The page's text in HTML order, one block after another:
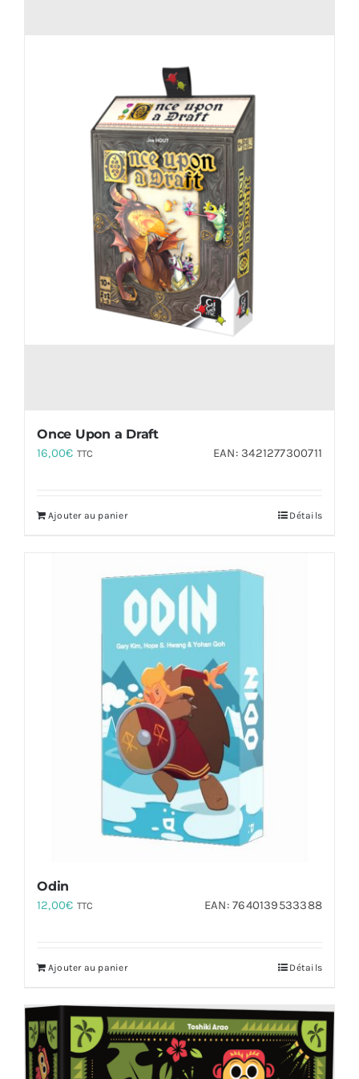
Once Upon a Draft
16,00€ TTC EAN:3421277300711
Ajouter au panier Détails
Odin
12,00€ TTC EAN:7640139533388
Ajouter au panier Détails